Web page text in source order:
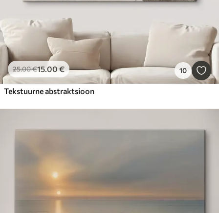
25.00€15.00€ 10
Tekstuurne abstraktsioon